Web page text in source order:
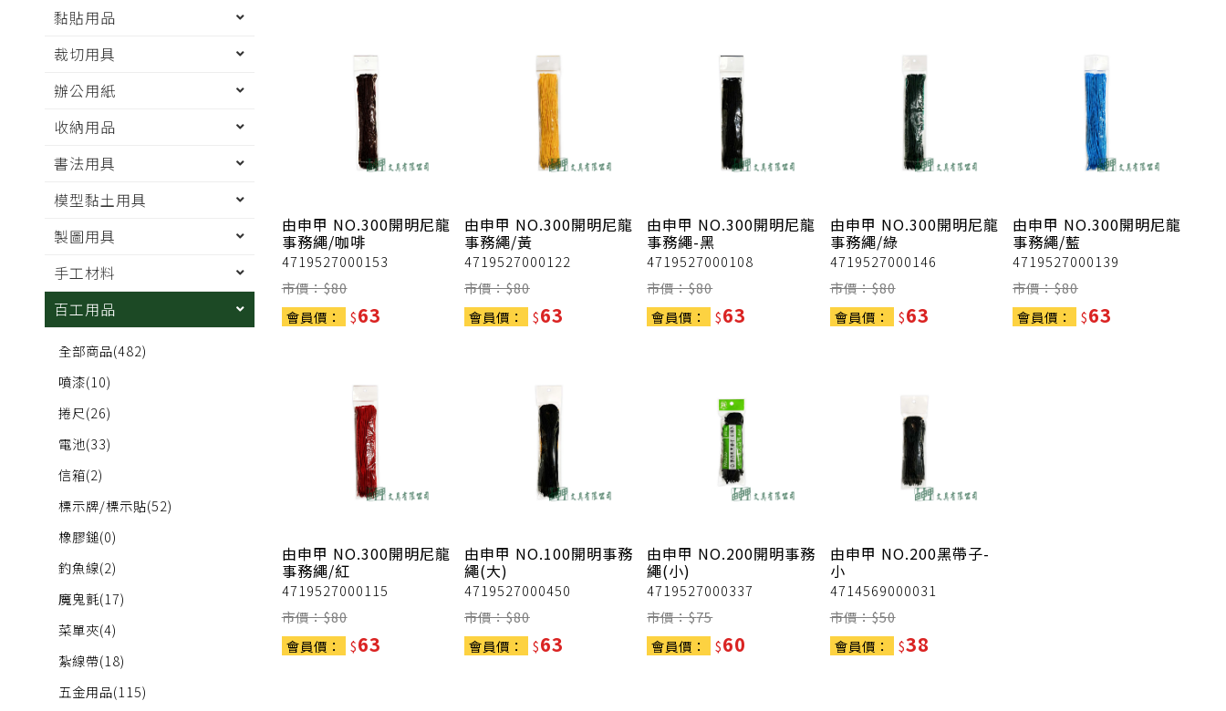
黏貼用品
裁切用具
辦公用紙
收納用品
書法用具
模型黏土用具
製圖用具
手工材料
百工用品
全部商品(482)
噴漆(10)
捲尺(26)
電池(33)
信箱(2)
標示牌/標示貼(52)
橡膠鎚(0)
釣魚線(2)
魔鬼氈(17)
菜單夾(4)
紮線帶(18)
五金用品(115)
由申甲 NO.300開明尼龍
事務繩/咖啡
4719527000153
市價：$80
會員價：
$63
由申甲 NO.300開明尼龍
事務繩/黃
4719527000122
市價：$80
會員價：
$63
由申甲 NO.300開明尼龍
事務繩-黑
4719527000108
市價：$80
會員價：
$63
由申甲 NO.300開明尼龍
事務繩/綠
4719527000146
市價：$80
會員價：
$63
由申甲 NO.300開明尼龍
事務繩/藍
4719527000139
市價：$80
會員價：
$63
由申甲 NO.300開明尼龍
事務繩/紅
4719527000115
市價：$80
會員價：
$63
由申甲 NO.100開明事務
繩(大)
4719527000450
市價：$80
會員價：
$63
由申甲 NO.200開明事務
繩(小)
4719527000337
市價：$75
會員價：
$60
由申甲 NO.200黑帶子-
小
4714569000031
市價：$50
會員價：
$38